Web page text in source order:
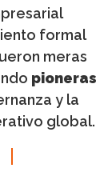
formal
meras
pioneras
y la
global.